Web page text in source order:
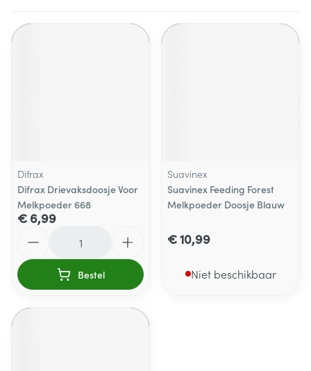
Difrax
Difrax Drievaksdoosje Voor
Melkpoeder 668
€ 6,99
Bestel
Suavinex
Suavinex Feeding Forest
Melkpoeder Doosje Blauw
€ 10,99
Niet beschikbaar